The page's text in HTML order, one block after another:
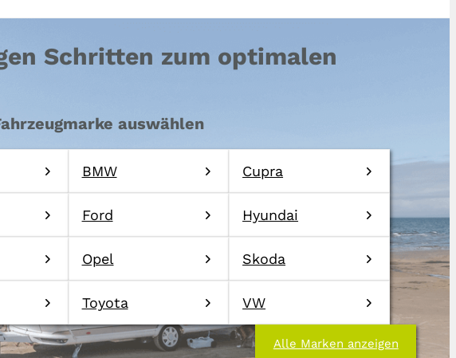
Schritten zum optimalen
auswählen
BMW Cupra
Ford Hyundai
Opel Skoda
Toyota VW
Alle Marken anzeigen